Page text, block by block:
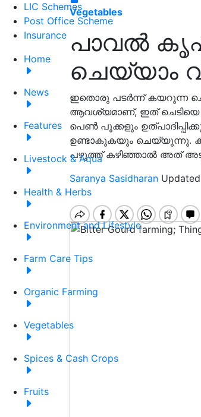
LIC Schemes
Post Office Scheme
Insurance
Home
News
Features
Livestock & Aqua
Health & Herbs
Environment and Lifestyle
Farm Care Tips
Organic Farming
Vegetables
Spices & Cash Crops
Fruits
Vegetables
പാവൽ
ചെയ്യാം
ഇതൊരു പടർന്ന് കയറുന്ന
ആവശ്യമാണ്, ഇത് ചെടിയെ
പെൺ പൂക്കളും
ഉണ്ടാകുകയും ചെയ്യുന്നു.
പഴുത്ത് കഴിഞ്ഞാൽ അത്
Saranya Sasidharan